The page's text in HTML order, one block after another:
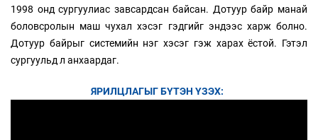
1998 онд сургуулиас завсардсан байсан. Дотуур байр манай
боловсролын маш чухал хэсэг гэдгийг эндээс харж болно.
Дотуур байрыг системийн нэг хэсэг гэж харах ёстой. Гэтэл
сургуульд л анхаардаг.
ЯРИЛЦЛАГЫГ БҮТЭН ҮЗЭХ: